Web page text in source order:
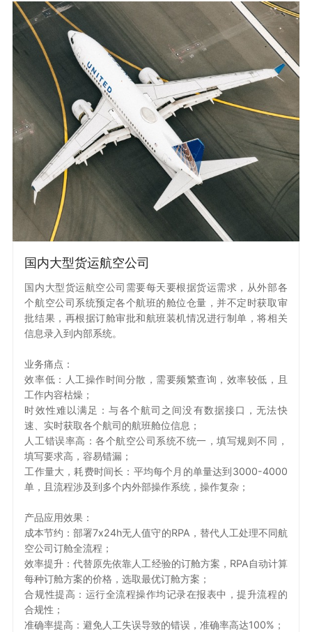
国内大型货运航空公司
国内大型货运航空公司需要每天要根据货运需求，从外部各
个航空公司系统预定各个航班的舱位仓量，并不定时获取审
批结果，再根据订舱审批和航班装机情况进行制单，将相关
信息录入到内部系统。
业务痛点：
效率低：人工操作时间分散，需要频繁查询，效率较低，且
工作内容枯燥；
时效性难以满足：与各个航司之间没有数据接口，无法快
速、实时获取各个航司的航班舱位信息；
人工错误率高：各个航空公司系统不统一，填写规则不同，
填写要求高，容易错漏；
工作量大，耗费时间长：平均每个月的单量达到3000-4000
单，且流程涉及到多个内外部操作系统，操作复杂；
产品应用效果：
成本节约：部署7x24h无人值守的RPA，替代人工处理不同航
空公司订舱全流程；
效率提升：代替原先依靠人工经验的订舱方案，RPA自动计算
每种订舱方案的价格，选取最优订舱方案；
合规性提高：运行全流程操作均记录在报表中，提升流程的
合规性；
准确率提高：避免人工失误导致的错误，准确率高达100%；